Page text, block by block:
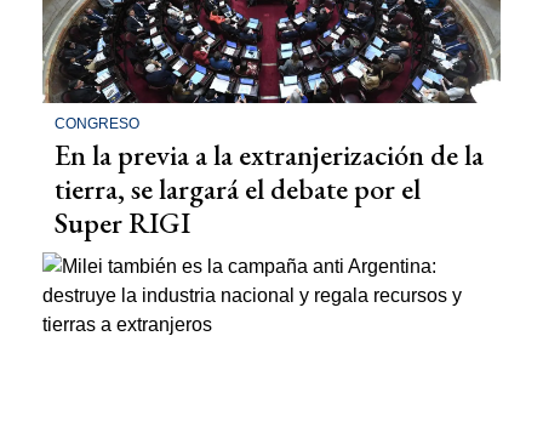
CONGRESO
En la previa a la extranjerización de la
tierra, se largará el debate por el
Super RIGI